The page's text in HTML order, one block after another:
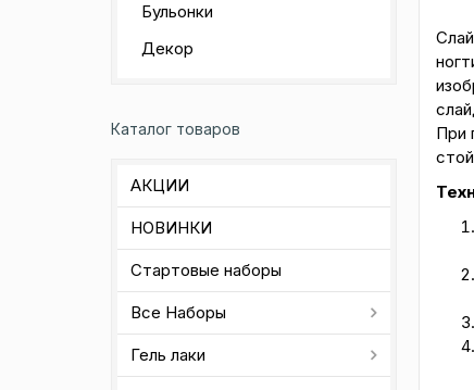
Бульонки
Декор
Каталог товаров
АКЦИИ
НОВИНКИ
Стартовые наборы
Все Наборы
Гель лаки
При